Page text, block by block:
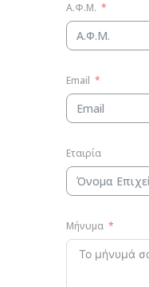
Α.Φ.Μ.
Email
Εταιρία
Μήνυμα